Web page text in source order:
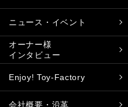
ニュース・イベント
オーナー様
インタビュー
Enjoy! Toy-Factory
会社概要・沿革